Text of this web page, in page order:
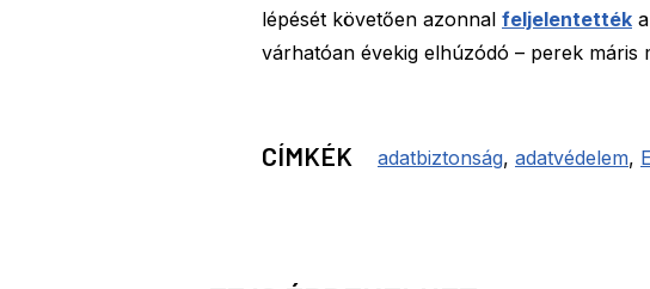
lépését követően azonnal feljelentették
várhatóan évekig elhúzódó – perek máris
CÍMKÉK adatbiztonság, adatvédelem,